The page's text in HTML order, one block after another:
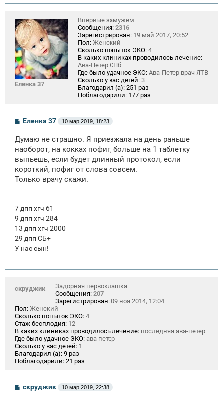
Еленка 37
Впервые замужем
Сообщения: 2316
Зарегистрирован: 19 май 2017, 20:52
Пол: Женский
Сколько попыток ЭКО: 4
В каких клиниках проводилось лечение:
Ава-Петер СПб
Где было удачное ЭКО: Ава-Петер врач ЯТВ
Сколько у вас детей: 3
Благодарил (а): 251 раз
Поблагодарили: 177 раз
С
б
щ
н
и
Еленка 37 10 мар 2019, 18:23
Думаю не страшно. Я приезжала на день раньше
наоборот, на кокках пофиг, больше на 1 таблетку
выпьешь, если будет длинный протокол, если
короткий, пофиг от слова совсем.
Только врачу скажи.
7 дпп хгч 61
9 дпп хгч 284
13 дпп хгч 2000
29 дпп СБ+
У нас сын!
скруджик
Задорная первоклашка
Сообщения: 207
Зарегистрирован: 09 ноя 2014, 12:04
Пол: Женский
Сколько попыток ЭКО: 4
Стаж бесплодия: 12
В каких клиниках проводилось лечение: последняя ава-петер
Где было удачное ЭКО: ава петер
Сколько у вас детей: 1
Благодарил (а): 9 раз
Поблагодарили: 21 раз
Сскруджик 10 мар 2019, 22:38